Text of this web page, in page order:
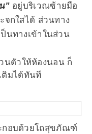
”อยู่บริเวณซ้ายมือ
จกใสได้ ส่วนทาง
นทางเข้าในส่วน
นตัวให้ห้องนอน ก็
ติมได้ทันที
กอบด้วยโถสุขภัณฑ์